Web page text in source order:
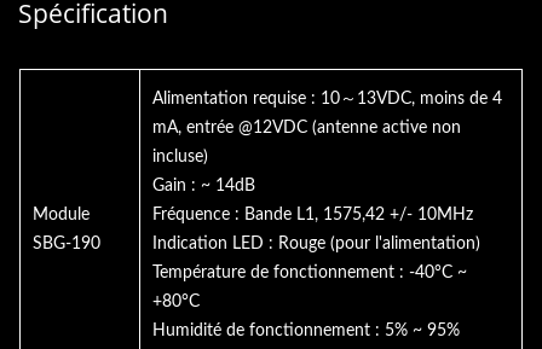
Spécification
Module
SBG-190
Alimentation requise : 10～13VDC, moins de 4
mA, entrée @12VDC (antenne active non
incluse)
Gain : ~ 14dB
Fréquence : Bande L1, 1575,42 +/- 10MHz
Indication LED : Rouge (pour l'alimentation)
Température de fonctionnement : -40°C ~
+80°C
Humidité de fonctionnement : 5% ~ 95%